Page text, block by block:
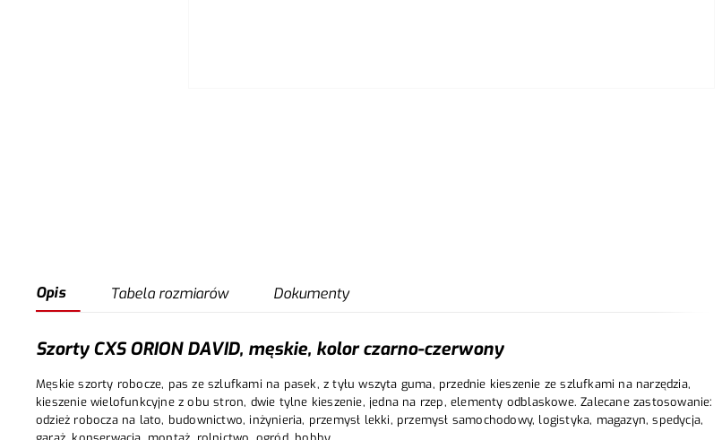
Opis Tabela rozmiarów Dokumenty
Szorty CXS ORION DAVID, męskie, kolor czarno-czerwony
Męskie szorty robocze, pas ze szlufkami na pasek, z tyłu wszyta guma, przednie kieszenie ze szlufkami na narzędzia,
kieszenie wielofunkcyjne z obu stron, dwie tylne kieszenie, jedna na rzep, elementy odblaskowe. Zalecane zastosowanie:
odzież robocza na lato, budownictwo, inżynieria, przemysł lekki, przemysł samochodowy, logistyka, magazyn, spedycja,